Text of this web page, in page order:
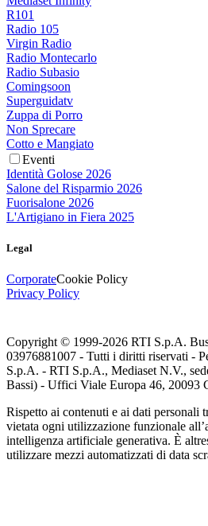
R101
Radio 105
Virgin Radio
Radio Montecarlo
Radio Subasio
Comingsoon
Superguidatv
Zuppa di Porro
Non Sprecare
Cotto e Mangiato
Eventi
Identità Golose 2026
Salone del Risparmio 2026
Fuorisalone 2026
L'Artigiano in Fiera 2025
Legal
CorporateCookie Policy
Privacy Policy
Copyright © 1999-2026 RTI S.p.A.
03976881007 - Tutti i diritti riservati -
S.p.A. - RTI S.p.A., Mediaset N.V.,
Bassi) - Uffici Viale Europa 46, 20093
Rispetto ai contenuti e ai dati personali
vietata ogni utilizzazione funzionale
intelligenza artificiale generativa. È
utilizzare mezzi automatizzati di data